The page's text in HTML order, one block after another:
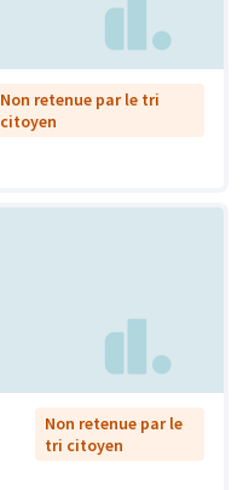
Non retenue par le tri
citoyen
Non retenue par le
tri citoyen